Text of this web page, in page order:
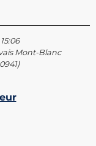
Mont-Blanc
)